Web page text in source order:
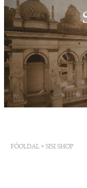
FŐOLDAL > SISI SHOP